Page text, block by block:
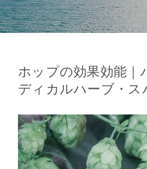
ホップの効果効能｜
ディカルハーブ・ス